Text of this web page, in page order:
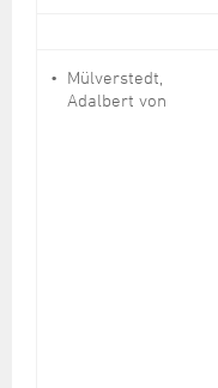
Mülverstedt,
Adalbert von